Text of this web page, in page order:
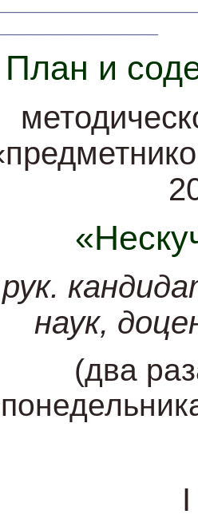
План и
рук.
наук,
(два